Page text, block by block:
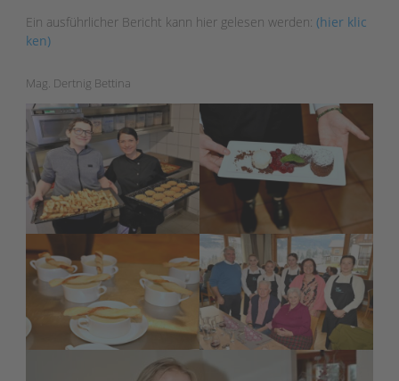
Ein ausführlicher Bericht kann hier gelesen werden:(hier klic
ken)
Mag. Dertnig Bettina